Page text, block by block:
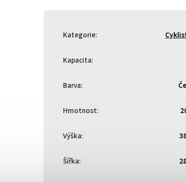
Kategorie:
Kapacita:
Barva:
Hmotnost:
Výška:
Šířka: